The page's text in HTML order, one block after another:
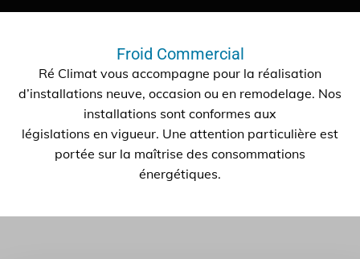
Froid Commercial
Ré Climat vous accompagne pour la réalisation
d’installations neuve, occasion ou en remodelage. Nos
installations sont conformes aux
législations en vigueur. Une attention particulière est
portée sur la maîtrise des consommations
énergétiques.